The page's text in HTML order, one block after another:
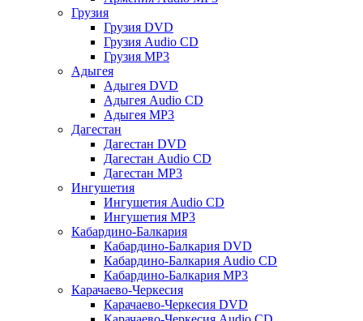
Грузия
Грузия DVD
Грузия Audio CD
Грузия MP3
Адыгея
Адыгея DVD
Адыгея Audio CD
Адыгея MP3
Дагестан
Дагестан DVD
Дагестан Audio CD
Дагестан MP3
Ингушетия
Ингушетия Audio CD
Ингушетия MP3
Кабардино-Балкария
Кабардино-Балкария DVD
Кабардино-Балкария Audio CD
Кабардино-Балкария MP3
Карачаево-Черкесия
Карачаево-Черкесия DVD